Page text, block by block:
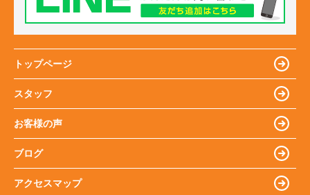
トップページ
スタッフ
お客様の声
ブログ
アクセスマップ